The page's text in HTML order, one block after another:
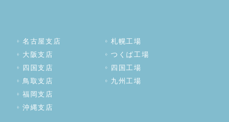
名古屋支店
大阪支店
四国支店
鳥取支店
福岡支店
沖縄支店
札幌工場
つくば工場
四国工場
九州工場